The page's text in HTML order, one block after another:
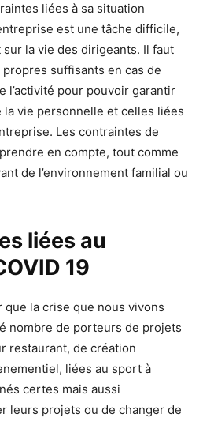
liées à sa situation
est une tâche difficile,
la vie des dirigeants. Il faut
suffisants en cas de
l’activité pour pouvoir garantir
vie personnelle et celles liées
Les contraintes de
en compte, tout comme
de l’environnement familial ou
liées au
19
que la crise que nous vivons
nombre de porteurs de projets
restaurant, de création
liées au sport à
certes mais aussi
leurs projets ou de changer de